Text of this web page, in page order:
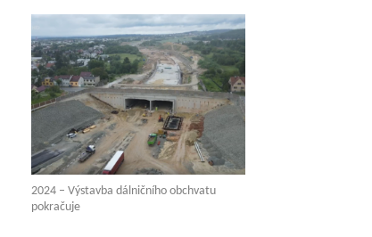
2024 – Výstavba dálničního obchvatu
pokračuje